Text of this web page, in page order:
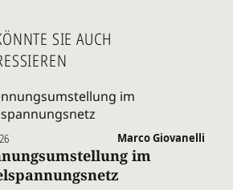
SIE AUCH
Marco Giovanelli
im